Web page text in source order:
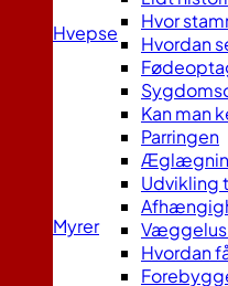
Hvepse
Myrer
Hvor
Hvordan
Kan man
Parringen
Udvikling
Væggelus
Hvordan